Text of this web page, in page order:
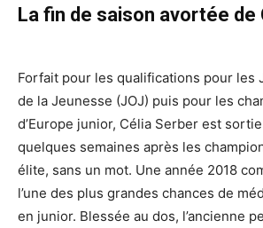
La fin de saison avortée de
Forfait pour les qualifications pour les
de la Jeunesse (JOJ) puis pour les
d’Europe junior, Célia Serber est
quelques semaines après les
élite, sans un mot. Une année 2018
l’une des plus grandes chances de
en junior. Blessée au dos, l’ancienne